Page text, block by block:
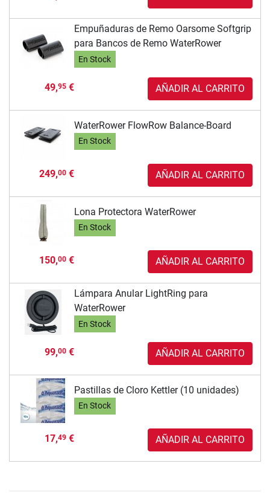
Empuñaduras de Remo Oarsome Softgrip
para Bancos de Remo WaterRower
En Stock
49,95€ AÑADIR AL CARRITO
WaterRower FlowRow Balance-Board
En Stock
249,00€ AÑADIR AL CARRITO
Lona Protectora WaterRower
En Stock
150,00€ AÑADIR AL CARRITO
Lámpara Anular LightRing para
WaterRower
En Stock
99,00€ AÑADIR AL CARRITO
Pastillas de Cloro Kettler (10 unidades)
En Stock
17,49€ AÑADIR AL CARRITO